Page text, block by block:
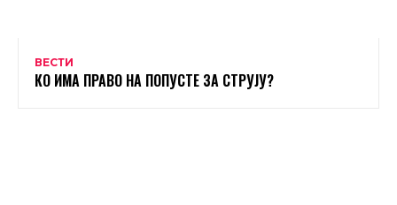
ВЕСТИ
КО ИМА ПРАВО НА ПОПУСТЕ ЗА СТРУЈУ?